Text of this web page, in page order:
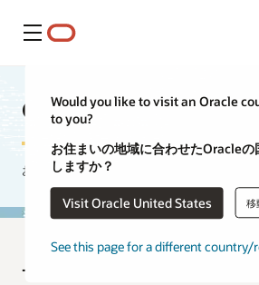
メニュー
Would you like to visit an Oracle
to you?
お住まいの地域に合わせたOracle
しますか？
Visit Oracle United States 移
See this page for a different country/
Oracle Cernerサポ
お気軽にお問い合わせください。
サポートへのお問い合わせ